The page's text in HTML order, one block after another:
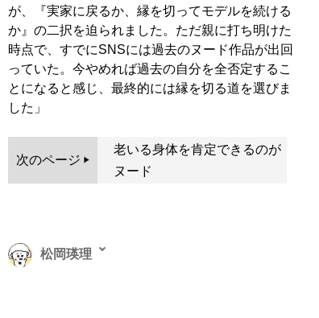
が、『実家に戻るか、縁を切ってモデルを続ける
か』の二択を迫られました。ただ親に打ち明けた
時点で、すでにSNSには過去のヌード作品が出回
っていた。今やめれば過去の自分を全否定するこ
とになると感じ、最終的には縁を切る道を選びま
した」
次のページ
老いる身体を肯定できるのが
ヌード
松岡瑛理